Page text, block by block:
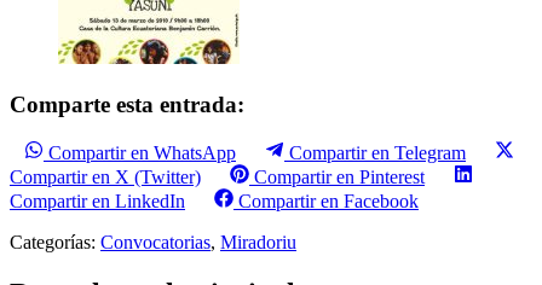
Comparte esta entrada:
Compartir en WhatsApp
Compartir en Telegram
Compartir en X (Twitter)
Compartir en Pinterest
Compartir en LinkedIn
Compartir en Facebook
Categorías: Convocatorias, Miradoriu